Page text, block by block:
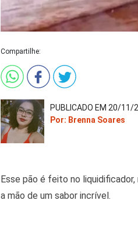
Compartilhe:
PUBLICADO EM 20/11/
Por: Brenna Soares
Esse pão é feito no
a mão de um sabor incrível.